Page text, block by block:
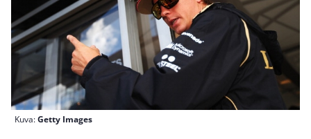
Kuva:Getty Images